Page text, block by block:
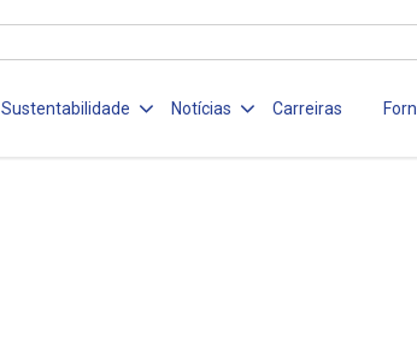
Sustentabilidade Notícias Carreiras